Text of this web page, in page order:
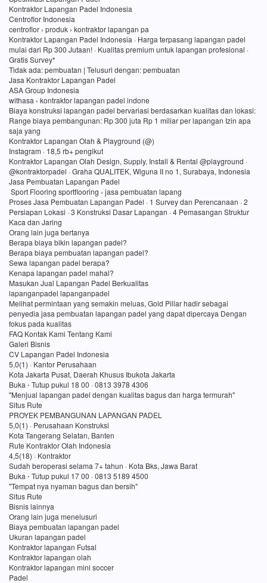
Kontraktor Lapangan Padel Indonesia
Centroflor Indonesia
centroflor › produk › kontraktor lapangan pa
Kontraktor Lapangan Padel Indonesia · Harga terpasang lapangan padel
mulai dari Rp 300 Jutaan! · Kualitas premium untuk lapangan profesional ·
Gratis Survey*
Tidak ada: pembuatan ‎| Telusuri dengan: pembuatan
Jasa Kontraktor Lapangan Padel
ASA Group Indonesia
withasa › kontraktor lapangan padel indone
Biaya konstruksi lapangan padel bervariasi berdasarkan kualitas dan lokasi:
Range biaya pembangunan: Rp 300 juta Rp 1 miliar per lapangan Izin apa
saja yang
Kontraktor Lapangan Olah & Playground (@)
Instagram · 18,5 rb+ pengikut
Kontraktor Lapangan Olah Design, Supply, Install & Rental @playground ·
@kontraktorpadel · Graha QUALITEK, Wiguna II no 1, Surabaya, Indonesia
Jasa Pembuatan Lapangan Padel
Sport Flooring sportflooring › jasa pembuatan lapang
Proses Jasa Pembuatan Lapangan Padel · 1 Survey dan Perencanaan · 2
Persiapan Lokasi · 3 Konstruksi Dasar Lapangan · 4 Pemasangan Struktur
Kaca dan Jaring
Orang lain juga bertanya
Berapa biaya bikin lapangan padel?
Berapa biaya pembuatan lapangan padel?
Sewa lapangan padel berapa?
Kenapa lapangan padel mahal?
Masukan Jual Lapangan Padel Berkualitas
lapanganpadel lapanganpadel
Melihat permintaan yang semakin meluas, Gold Pillar hadir sebagai
penyedia jasa pembuatan lapangan padel yang dapat dipercaya Dengan
fokus pada kualitas
FAQ Kontak Kami Tentang Kami
Galeri Bisnis
CV Lapangan Padel Indonesia
5,0(1) · Kantor Perusahaan
Kota Jakarta Pusat, Daerah Khusus Ibukota Jakarta
Buka ⋅ Tutup pukul 18 00 · 0813 3978 4306
"Menjual lapangan padel dengan kualitas bagus dan harga termurah"
Situs Rute
PROYEK PEMBANGUNAN LAPANGAN PADEL
5,0(1) · Perusahaan Konstruksi
Kota Tangerang Selatan, Banten
Rute Kontraktor Olah Indonesia
4,5(18) · Kontraktor
Sudah beroperasi selama 7+ tahun · Kota Bks, Jawa Barat
Buka ⋅ Tutup pukul 17 00 · 0813 5189 4500
"Tempat nya nyaman bagus dan bersih"
Situs Rute
Bisnis lainnya
Orang lain juga menelusuri
Biaya pembuatan lapangan padel
Ukuran lapangan padel
Kontraktor lapangan Futsal
Kontraktor lapangan olah
Kontraktor lapangan mini soccer
Padel